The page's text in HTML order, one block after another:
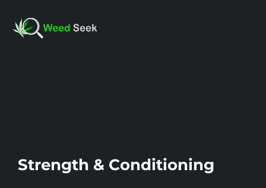
CLUBS
Image
Strength & Conditioning